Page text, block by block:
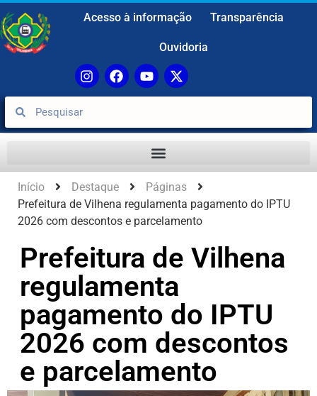
Acesso à informação Transparência
Ouvidoria
Início Destaque
Páginas
Prefeitura de Vilhena regulamenta pagamento do IPTU
2026 com descontos e parcelamento
Prefeitura de Vilhena
regulamenta
pagamento do IPTU
2026 com descontos
e parcelamento